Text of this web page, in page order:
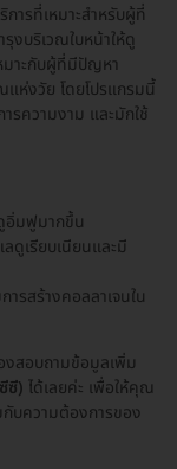
การที่เหมาะสำหรับผู้ที่
งบริเวณใบหน้าให้ดู
มาะกับผู้ที่มีปัญหา
ห่งวัย โดยโปรแกรมนี้
รความงาม และมักใช้
อิ่มฟูมากขึ้น
ดูเรียบเนียนและมี
รสร้างคอลลาเจนใน
สอบถามข้อมูลเพิ่ม
ซี) ได้เลยค่ะ เพื่อให้คุณ
กับความต้องการของ